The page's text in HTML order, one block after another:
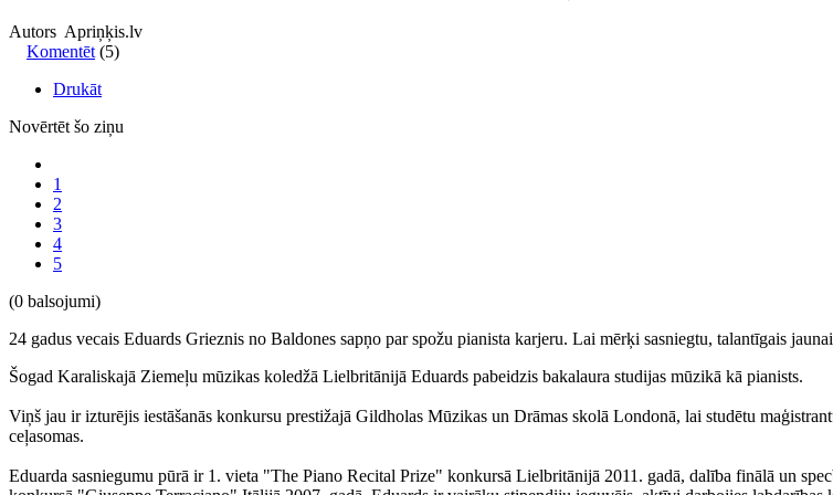
Autors Apriņķis.lv
Komentēt (5)
Drukāt
Novērtēt šo ziņu
1
2
3
4
5
(0 balsojumi)
24 gadus vecais Eduards Grieznis no Baldones sapņo par spožu pianista karjeru. Lai mērķi sasniegtu, talantīgais
Šogad Karaliskajā Ziemeļu mūzikas koledžā Lielbritānijā Eduards pabeidzis bakalaura studijas mūzikā kā pianists.
Viņš jau ir izturējis iestāšanās konkursu prestižajā Gildholas Mūzikas un Drāmas skolā Londonā, lai studētu
ceļasomas.
Eduarda sasniegumu pūrā ir 1. vieta "The Piano Recital Prize" konkursā Lielbritānijā 2011. gadā, dalība finālā un